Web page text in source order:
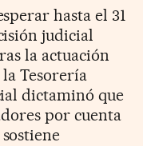
hasta el 31
judicial
la actuación
Tesorería
dictaminó que
por cuenta